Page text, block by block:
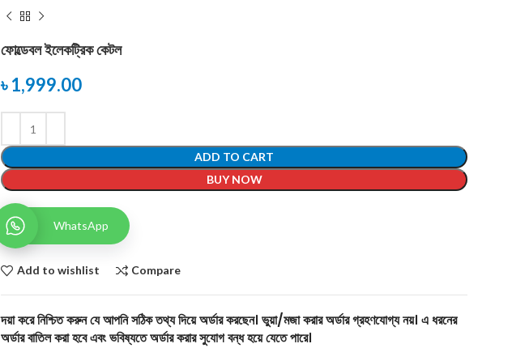
ফোল্ডেবল ইলেকট্রিক কেটল
৳1,999.00
ADD TO CART
BUY NOW
WhatsApp
Add to wishlist Compare
দয়া করে নিশ্চিত করুন যে আপনি সঠিক তথ্য দিয়ে অর্ডার করছেন। ভুয়া/মজা করার অর্ডার গ্রহণযোগ্য নয়। এ ধরনের
অর্ডার বাতিল করা হবে এবং ভবিষ্যতে অর্ডার করার সুযোগ বন্ধ হয়ে যেতে পারে।